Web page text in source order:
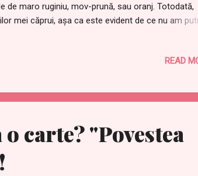
maro ruginiu, mov-prună, sau oranj. Totodată,
mei căprui, așa ca este evident de ce nu am
Ambalajul este deosebit de elegant și totodată
READ
carte? "Povestea